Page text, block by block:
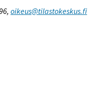
oikeus@tilastokeskus.fi